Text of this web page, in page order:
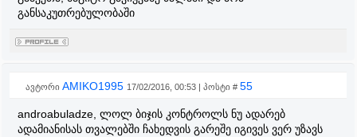
განსაკუთრებულობაში
ავტორი AMIKO1995 17/02/2016, 00:53 | პოსტი # 55
androabuladze, ლოლ ბიჯის კონტროლს ნუ ადარებ
ადამიანისას თვალებში ჩახედვის გარეშე იგივეს ვერ უზავს